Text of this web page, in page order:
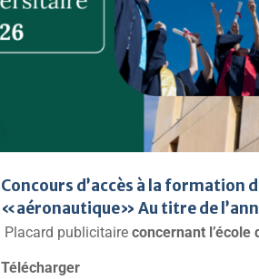
Concours d’accès à la formation
«aéronautique» Au titre de
Placard publicitaire concernant
Télécharger